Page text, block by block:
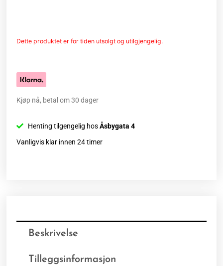
Dette produktet er for tiden utsolgt og utilgjengelig.
Kjøp nå, betal om 30 dager
Henting tilgengelig hosÅsbygata 4
Vanligvis klar innen 24 timer
Beskrivelse
Tilleggsinformasjon